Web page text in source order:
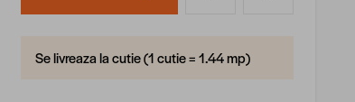
Se livreaza la cutie (1 cutie = 1.44 mp)